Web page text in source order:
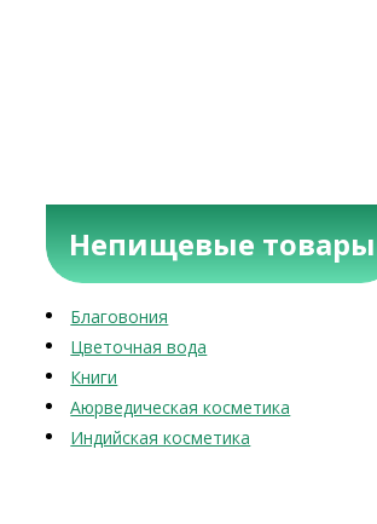
Непищевые товары
Благовония
Цветочная вода
Книги
Аюрведическая косметика
Индийская косметика